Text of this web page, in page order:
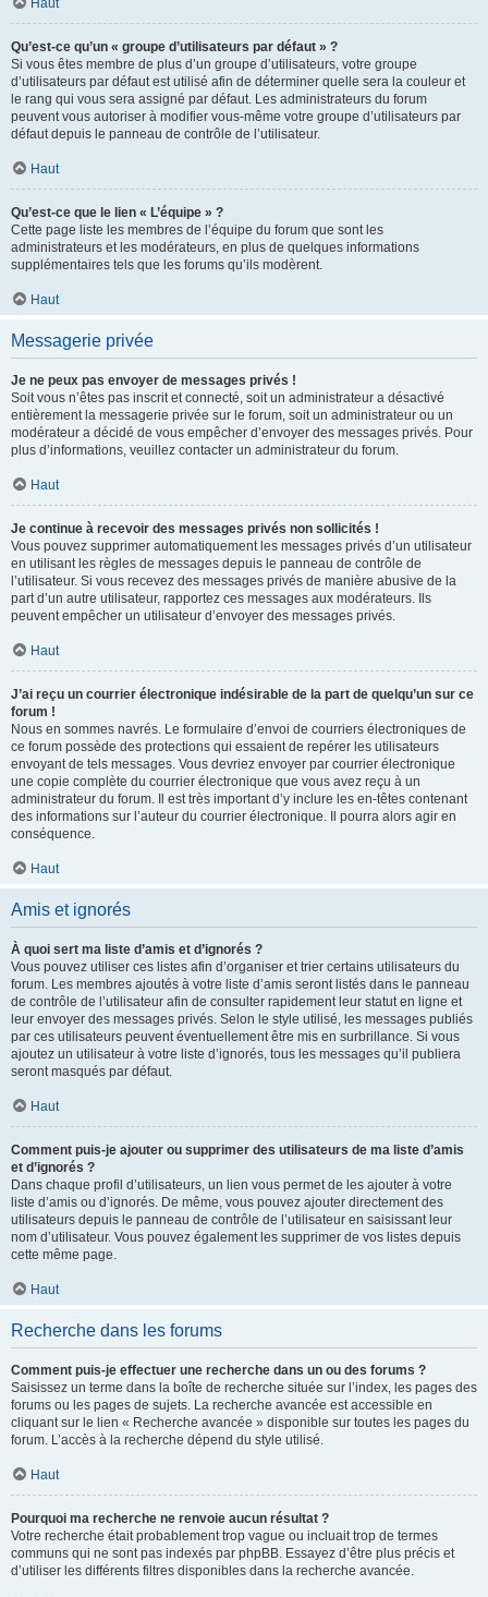
Haut
Qu’est-ce qu’un « groupe d’utilisateurs par défaut » ?
Si vous êtes membre de plus d’un groupe d’utilisateurs, votre groupe
d’utilisateurs par défaut est utilisé afin de déterminer quelle sera la couleur et
le rang qui vous sera assigné par défaut. Les administrateurs du forum
peuvent vous autoriser à modifier vous-même votre groupe d’utilisateurs par
défaut depuis le panneau de contrôle de l’utilisateur.
Haut
Qu’est-ce que le lien « L’équipe » ?
Cette page liste les membres de l’équipe du forum que sont les
administrateurs et les modérateurs, en plus de quelques informations
supplémentaires tels que les forums qu’ils modèrent.
Haut
Messagerie privée
Je ne peux pas envoyer de messages privés !
Soit vous n’êtes pas inscrit et connecté, soit un administrateur a désactivé
entièrement la messagerie privée sur le forum, soit un administrateur ou un
modérateur a décidé de vous empêcher d’envoyer des messages privés. Pour
plus d’informations, veuillez contacter un administrateur du forum.
Haut
Je continue à recevoir des messages privés non sollicités !
Vous pouvez supprimer automatiquement les messages privés d’un utilisateur
en utilisant les règles de messages depuis le panneau de contrôle de
l’utilisateur. Si vous recevez des messages privés de manière abusive de la
part d’un autre utilisateur, rapportez ces messages aux modérateurs. Ils
peuvent empêcher un utilisateur d’envoyer des messages privés.
Haut
J’ai reçu un courrier électronique indésirable de la part de quelqu’un sur ce
forum !
Nous en sommes navrés. Le formulaire d’envoi de courriers électroniques de
ce forum possède des protections qui essaient de repérer les utilisateurs
envoyant de tels messages. Vous devriez envoyer par courrier électronique
une copie complète du courrier électronique que vous avez reçu à un
administrateur du forum. Il est très important d’y inclure les en-têtes contenant
des informations sur l’auteur du courrier électronique. Il pourra alors agir en
conséquence.
Haut
Amis et ignorés
À quoi sert ma liste d’amis et d’ignorés ?
Vous pouvez utiliser ces listes afin d’organiser et trier certains utilisateurs du
forum. Les membres ajoutés à votre liste d’amis seront listés dans le panneau
de contrôle de l’utilisateur afin de consulter rapidement leur statut en ligne et
leur envoyer des messages privés. Selon le style utilisé, les messages publiés
par ces utilisateurs peuvent éventuellement être mis en surbrillance. Si vous
ajoutez un utilisateur à votre liste d’ignorés, tous les messages qu’il publiera
seront masqués par défaut.
Haut
Comment puis-je ajouter ou supprimer des utilisateurs de ma liste d’amis
et d’ignorés ?
Dans chaque profil d’utilisateurs, un lien vous permet de les ajouter à votre
liste d’amis ou d’ignorés. De même, vous pouvez ajouter directement des
utilisateurs depuis le panneau de contrôle de l’utilisateur en saisissant leur
nom d’utilisateur. Vous pouvez également les supprimer de vos listes depuis
cette même page.
Haut
Recherche dans les forums
Comment puis-je effectuer une recherche dans un ou des forums ?
Saisissez un terme dans la boîte de recherche située sur l’index, les pages des
forums ou les pages de sujets. La recherche avancée est accessible en
cliquant sur le lien « Recherche avancée » disponible sur toutes les pages du
forum. L’accès à la recherche dépend du style utilisé.
Haut
Pourquoi ma recherche ne renvoie aucun résultat ?
Votre recherche était probablement trop vague ou incluait trop de termes
communs qui ne sont pas indexés par phpBB. Essayez d’être plus précis et
d’utiliser les différents filtres disponibles dans la recherche avancée.